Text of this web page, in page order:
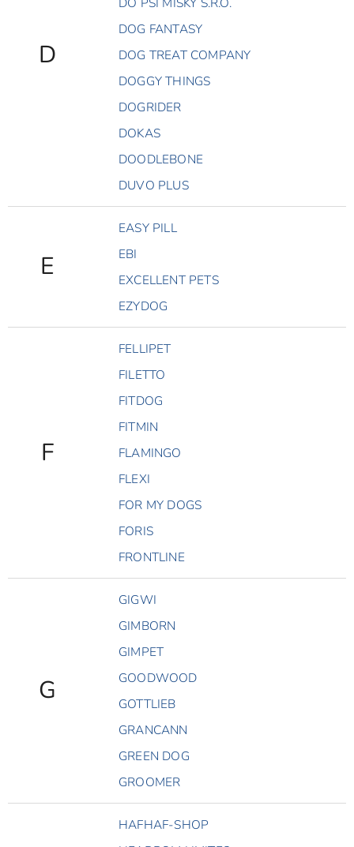
D
DOG FANTASY
DOG TREAT COMPANY
DOGGY THINGS
DOGRIDER
DOKAS
DOODLEBONE
DUVO PLUS
E
EASY PILL
EBI
EXCELLENT PETS
EZYDOG
F
FELLIPET
FILETTO
FITDOG
FITMIN
FLAMINGO
FLEXI
FOR MY DOGS
FORIS
FRONTLINE
G
GIGWI
GIMBORN
GIMPET
GOODWOOD
GOTTLIEB
GRANCANN
GREEN DOG
GROOMER
HAFHAF-SHOP